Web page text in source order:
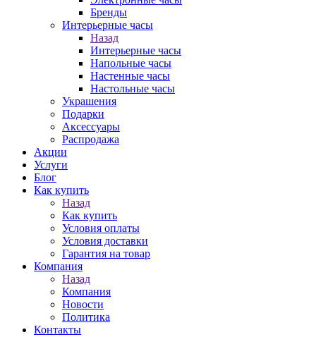
Бренды
Интерьерные часы
Назад
Интерьерные часы
Напольные часы
Настенные часы
Настольные часы
Украшения
Подарки
Аксессуары
Распродажа
Акции
Услуги
Блог
Как купить
Назад
Как купить
Условия оплаты
Условия доставки
Гарантия на товар
Компания
Назад
Компания
Новости
Политика
Контакты